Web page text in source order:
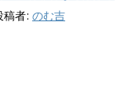
稿者: のむ吉